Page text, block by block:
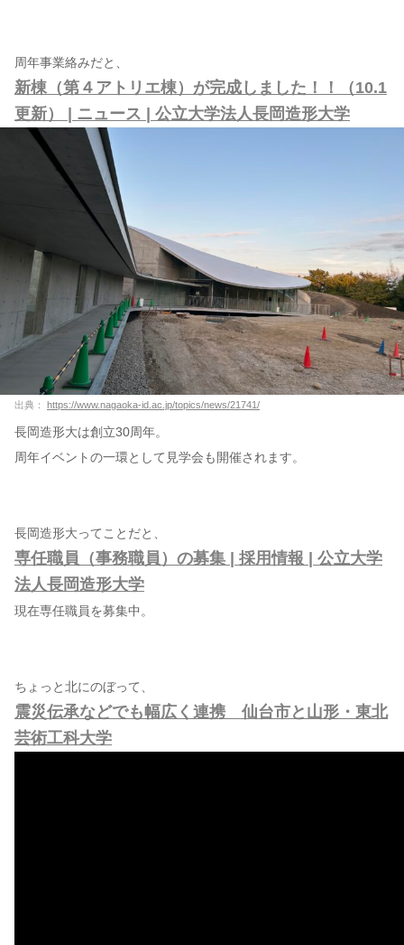
周年事業絡みだと、
新棟（第４アトリエ棟）が完成しました！！（10.1
更新） | ニュース | 公立大学法人長岡造形大学
出典： https://www.nagaoka-id.ac.jp/topics/news/21741/
長岡造形大は創立30周年。
周年イベントの一環として見学会も開催されます。
長岡造形大ってことだと、
専任職員（事務職員）の募集 | 採用情報 | 公立大学
法人長岡造形大学
現在専任職員を募集中。
ちょっと北にのぼって、
震災伝承などでも幅広く連携 仙台市と山形・東北
芸術工科大学